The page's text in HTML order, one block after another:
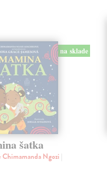
na sklade
šatka
Ngozi |